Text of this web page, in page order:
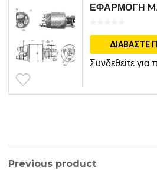
ΕΦΑΡΜΟΓΗ
ΔΙΑΒΆΣΤΕ
Συνδεθείτε
Previous product